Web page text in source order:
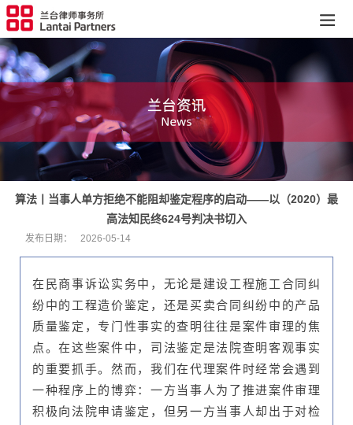
算法丨当事人单方拒绝不能阻却鉴定程序的启动——以（2020）最
高法知民终624号判决书切入
发布日期： 2026-05-14
在民商事诉讼实务中，无论是建设工程施工合同纠
纷中的工程造价鉴定，还是买卖合同纠纷中的产品
质量鉴定，专门性事实的查明往往是案件审理的焦
点。在这些案件中，司法鉴定是法院查明客观事实
的重要抓手。然而，我们在代理案件时经常会遇到
一种程序上的博弈：一方当事人为了推进案件审理
积极向法院申请鉴定，但另一方当事人却出于对检